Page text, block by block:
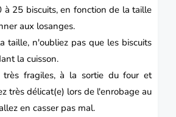
à 25 biscuits, en fonction de la taille
aux losanges.
taille, n'oubliez pas que les biscuits
la cuisson.
très fragiles, à la sortie du four et
très délicat(e) lors de l'enrobage au
en casser pas mal.